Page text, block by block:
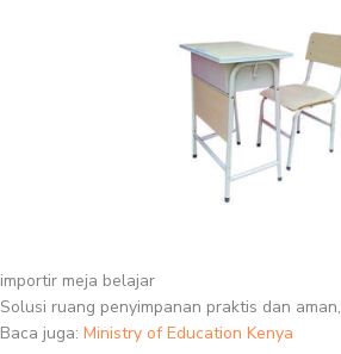
importir meja belajar
Solusi ruang penyimpanan praktis dan aman,
Baca juga: Ministry of Education Kenya